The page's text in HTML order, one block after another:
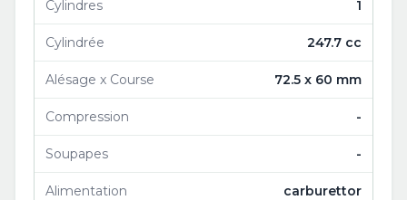
Cylindres 1
Cylindrée 247.7 cc
Alésage x Course 72.5 x 60 mm
Compression -
Soupapes -
Alimentation carburettor